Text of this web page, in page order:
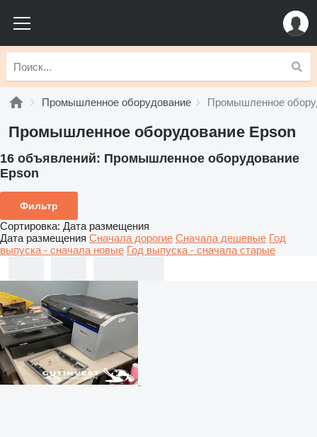
Промышленное оборудование Промышленное
Промышленное оборудование Epson
16 объявлений: Промышленное оборудование
Epson
Фильтр
Сортировка: Дата размещения
Дата размещения Сначала дорогие Сначала дешевые Год
выпуска - сначала новые Год выпуска - сначала старые